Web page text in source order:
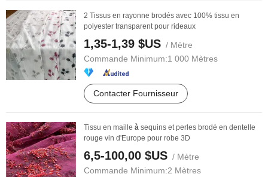
2 Tissus en rayonne brodés avec 100% tissu en
polyester transparent pour rideaux
1,35-1,39 $US / Mètre
Commande Minimum:1 000 Mètres
Contacter Fournisseur
Tissu en maille à sequins et perles brodé en dentelle
rouge vin d'Europe pour robe 3D
6,5-100,00 $US / Mètre
Commande Minimum:2 Mètres